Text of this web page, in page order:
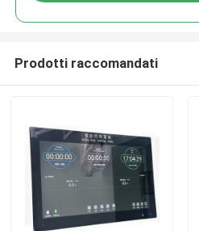
Prodotti raccomandati